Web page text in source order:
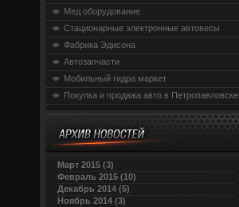
Мед оборудование
Стационарные электронные автовесы
Фабрика Эдисона
Автозапчасти
Мобильный гидра маркет
Покупка и продажа авто в Петропавловске
Март 2015 (3)
Февраль 2015 (10)
Декабрь 2014 (5)
Ноябрь 2014 (3)